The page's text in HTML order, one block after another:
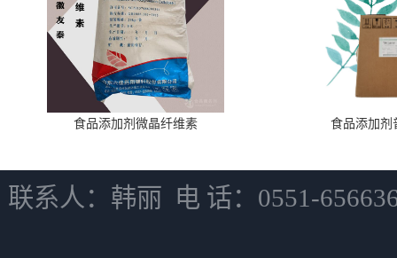
食品添加剂微晶纤维素 食品添加剂
联系人：韩丽 电 话：0551-